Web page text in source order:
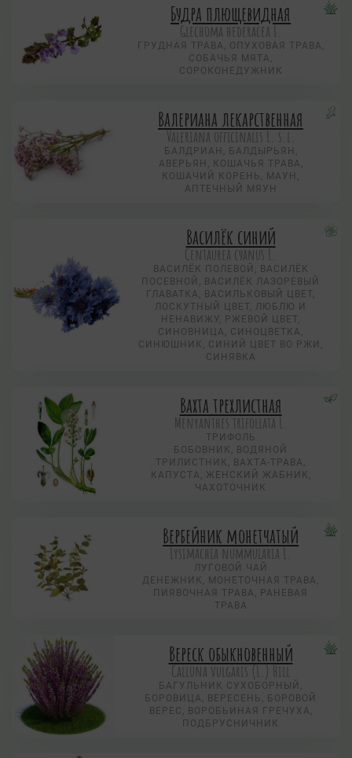
Будра плющевидная
Glechoma hederacea L.
ГРУДНАЯ ТРАВА, ОПУХОВАЯ ТРАВА,
СОБАЧЬЯ МЯТА,
СОРОКОНЕДУЖНИК
Валериана лекарственная
Valeriana officinalis L. s.l.
БАЛДРИАН, БАЛДЫРЬЯН,
АВЕРЬЯН, КОШАЧЬЯ ТРАВА,
КОШАЧИЙ КОРЕНЬ, МАУН,
АПТЕЧНЫЙ МЯУН
Василёк синий
Centaurea суanus L.
ВАСИЛЁК ПОЛЕВОЙ, ВАСИЛЁК
ПОСЕВНОЙ, ВАСИЛЁК ЛАЗОРЕВЫЙ
ГЛАВАТКА, ВАСИЛЬКОВЫЙ ЦВЕТ,
ЛОСКУТНЫЙ ЦВЕТ, ЛЮБЛЮ И
НЕНАВИЖУ, РЖЕВОЙ ЦВЕТ,
СИНОВНИЦА, СИНОЦВЕТКА,
СИНЮШНИК, СИНИЙ ЦВЕТ ВО РЖИ,
СИНЯВКА
Вахта трехлистная
Menyanthes trifoliata L.
ТРИФОЛЬ
БОБОВНИК, ВОДЯНОЙ
ТРИЛИСТНИК, ВАХТА-ТРАВА,
КАПУСТА, ЖЕНСКИЙ ЖАБНИК,
ЧАХОТОЧНИК
Вербейник монетчатый
Lysimachia nummularia L.
ЛУГОВОЙ ЧАЙ
ДЕНЕЖНИК, МОНЕТОЧНАЯ ТРАВА,
ПИЯВОЧНАЯ ТРАВА, РАНЕВАЯ
ТРАВА
Вереск обыкновенный
Calluna vulgaris (L.) Hill
БАГУЛЬНИК СУХОБОРНЫЙ,
БОРОВИЦА, ВЕРЕСЕНЬ, БОРОВОЙ
ВЕРЕС, ВОРОБЬИНАЯ ГРЕЧУХА,
ПОДБРУСНИЧНИК